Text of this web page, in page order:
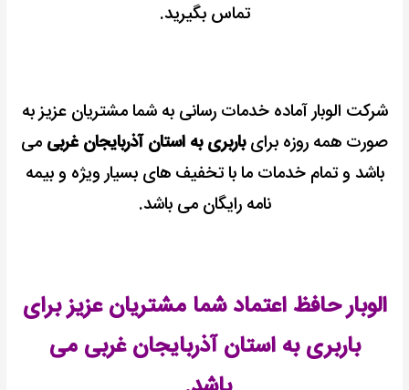
تماس بگیرید.
شرکت الوبار آماده خدمات رسانی به شما مشتریان عزیز به
صورت همه روزه برایباربری به استان آذربایجان غربی می
باشد و تمام خدمات ما با تخفیف های بسیار ویژه و بیمه
نامه رایگان می باشد.
الوبار حافظ اعتماد شما مشتریان عزیز برای
باربری به استان آذربایجان غربی می